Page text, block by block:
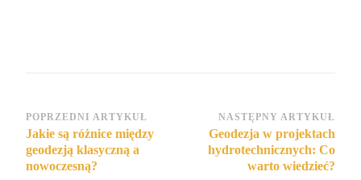
Nawigacja
wpisu
POPRZEDNI ARTYKUŁ
Jakie są różnice między
geodezją klasyczną a
nowoczesną?
NASTĘPNY ARTYKUŁ
Geodezja w projektach
hydrotechnicznych: Co
warto wiedzieć?